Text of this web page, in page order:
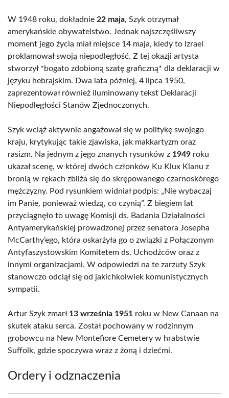
W 1948 roku, dokładnie 22 maja, Szyk otrzymał
amerykańskie obywatelstwo. Jednak najszczęśliwszy
moment jego życia miał miejsce 14 maja, kiedy to Izrael
proklamował swoją niepodległość. Z tej okazji artysta
stworzył *bogato zdobioną szatę graficzną* dla deklaracji w
języku hebrajskim. Dwa lata później, 4 lipca 1950,
zaprezentował również iluminowany tekst Deklaracji
Niepodległości Stanów Zjednoczonych.
Szyk wciąż aktywnie angażował się w politykę swojego
kraju, krytykując takie zjawiska, jak makkartyzm oraz
rasizm. Na jednym z jego znanych rysunków z 1949 roku
ukazał scenę, w której dwóch członków Ku Klux Klanu z
bronią w rękach zbliża się do skrępowanego czarnoskórego
mężczyzny. Pod rysunkiem widniał podpis: „Nie wybaczaj
im Panie, ponieważ wiedzą, co czynią”. Z biegiem lat
przyciągnęło to uwagę Komisji ds. Badania Działalności
Antyamerykańskiej prowadzonej przez senatora Josepha
McCarthy’ego, która oskarżyła go o związki z Połączonym
Antyfaszystowskim Komitetem ds. Uchodźców oraz z
innymi organizacjami. W odpowiedzi na te zarzuty Szyk
stanowczo odciął się od jakichkolwiek komunistycznych
sympatii.
Artur Szyk zmarł 13 września 1951 roku w New Canaan na
skutek ataku serca. Został pochowany w rodzinnym
grobowcu na New Montefiore Cemetery w hrabstwie
Suffolk, gdzie spoczywa wraz z żoną i dziećmi.
Ordery i odznaczenia